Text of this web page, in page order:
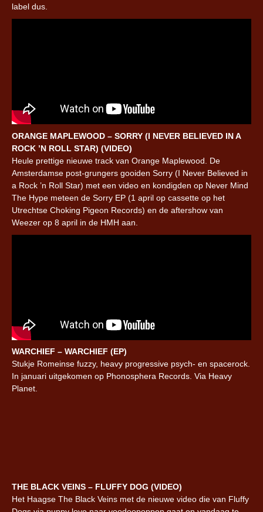
label dus.
ORANGE MAPLEWOOD – SORRY (I NEVER BELIEVED IN A
ROCK ’N ROLL STAR) (VIDEO)
Heule prettige nieuwe track van Orange Maplewood. De
Amsterdamse post-grungers gooiden Sorry (I Never Believed in
a Rock ’n Roll Star) met een video en kondigden op Never Mind
The Hype meteen de Sorry EP (1 april op cassette op het
Utrechtse Choking Pigeon Records) en de aftershow van
Weezer op 8 april in de HMH aan.
WARCHIEF – WARCHIEF (EP)
Stukje Romeinse fuzzy, heavy progressive psych- en spacerock.
In januari uitgekomen op Phonosphera Records. Via Heavy
Planet.
THE BLACK VEINS – FLUFFY DOG (VIDEO)
Het Haagse The Black Veins met de nieuwe video die van Fluffy